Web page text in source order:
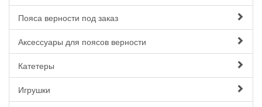
Пояса верности под заказ
Аксессуары для поясов верности
Катетеры
Игрушки